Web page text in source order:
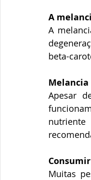
A
A
beta-
Apesar
Muitas